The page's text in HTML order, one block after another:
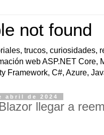
not found
trucos, curiosidades,
web ASP.NET Core,
Framework, C#, Azure,
abril de 2024
llegar a